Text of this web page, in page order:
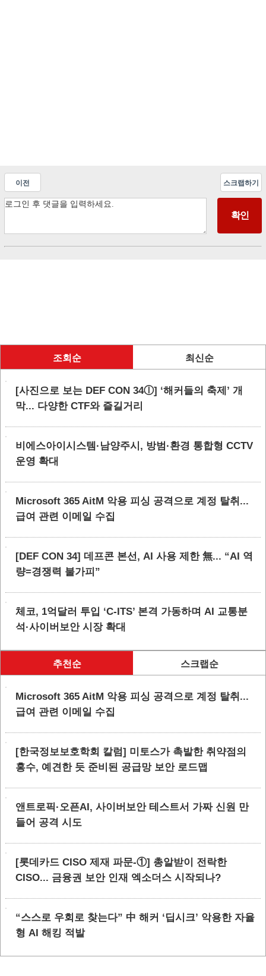
이전 스크랩하기
조회순 최신순
[사진으로 보는 DEF CON 34ⓛ] ‘해커들의 축제’ 개
막... 다양한 CTF와 즐길거리
비에스아이시스템·남양주시, 방범·환경 통합형 CCTV
운영 확대
Microsoft 365 AitM 악용 피싱 공격으로 계정 탈취...
급여 관련 이메일 수집
[DEF CON 34] 데프콘 본선, AI 사용 제한 無... “AI 역
량=경쟁력 불가피”
체코, 1억달러 투입 ‘C-ITS’ 본격 가동하며 AI 교통분
석·사이버보안 시장 확대
추천순 스크랩순
Microsoft 365 AitM 악용 피싱 공격으로 계정 탈취...
급여 관련 이메일 수집
[한국정보보호학회 칼럼] 미토스가 촉발한 취약점의
홍수, 예견한 듯 준비된 공급망 보안 로드맵
앤트로픽·오픈AI, 사이버보안 테스트서 가짜 신원 만
들어 공격 시도
[롯데카드 CISO 제재 파문-①] 총알받이 전락한
CISO... 금융권 보안 인재 엑소더스 시작되나?
“스스로 우회로 찾는다” 中 해커 ‘딥시크’ 악용한 자율
형 AI 해킹 적발